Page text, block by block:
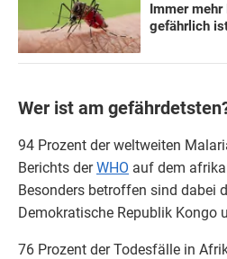
Immer mehr
gefährlich
Wer ist am
94 Prozent der weltweiten
Berichts derWHO auf dem
Besonders betroffen sind dabei
Demokratische Republik Kongo
76 Prozent der Todesfälle in